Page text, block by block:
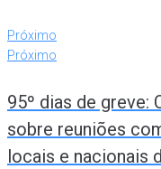
Próximo
Próximo
95º dias de greve:
sobre reuniões
locais e nacionais